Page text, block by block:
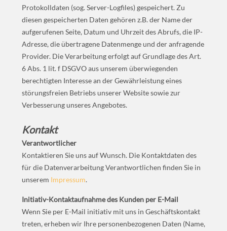
Protokolldaten (sog. Server-Logfiles) gespeichert. Zu
diesen gespeicherten Daten gehören z.B. der Name der
aufgerufenen Seite, Datum und Uhrzeit des Abrufs, die IP-
Adresse, die übertragene Datenmenge und der anfragende
Provider. Die Verarbeitung erfolgt auf Grundlage des Art.
6 Abs. 1 lit. f DSGVO aus unserem überwiegenden
berechtigten Interesse an der Gewährleistung eines
störungsfreien Betriebs unserer Website sowie zur
Verbesserung unseres Angebotes.
Kontakt
Verantwortlicher
Kontaktieren Sie uns auf Wunsch. Die Kontaktdaten des
für die Datenverarbeitung Verantwortlichen finden Sie in
unserem Impressum.
Initiativ-Kontaktaufnahme des Kunden per E-Mail
Wenn Sie per E-Mail initiativ mit uns in Geschäftskontakt
treten, erheben wir Ihre personenbezogenen Daten (Name,